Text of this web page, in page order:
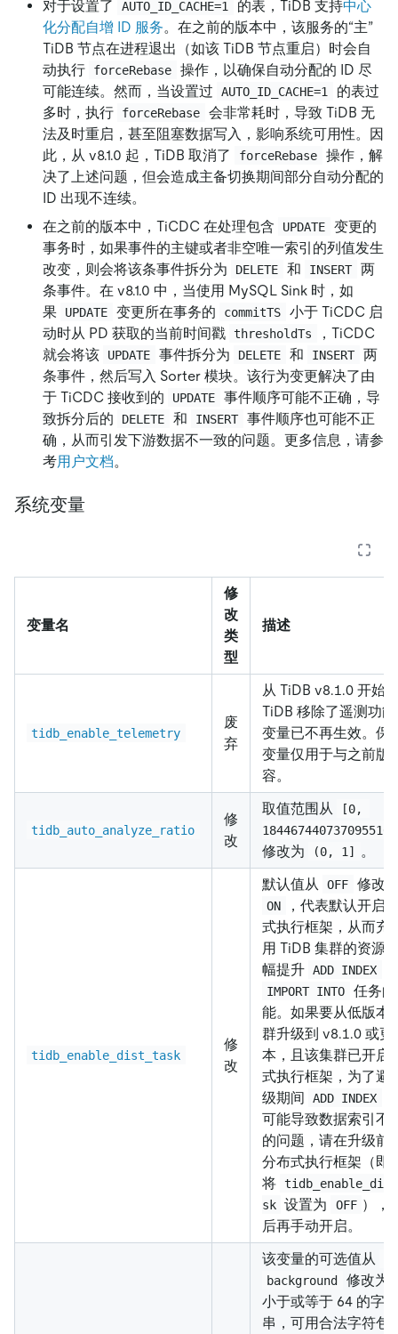
对于设置了 AUTO_ID_CACHE=1 的表，TiDB 支持中心
化分配自增 ID 服务。在之前的版本中，该服务的“主”
TiDB 节点在进程退出（如该 TiDB 节点重启）时会自
动执行
forceRebase
操作，以确保自动分配的 ID 尽
可能连续。然而，当设置过
AUTO_ID_CACHE=1
的表过
多时，执行
forceRebase
会非常耗时，导致 TiDB 无
法及时重启，甚至阻塞数据写入，影响系统可用性。因
此，从 v8.1.0 起，TiDB 取消了
forceRebase
操作，解
决了上述问题，但会造成主备切换期间部分自动分配的
ID 出现不连续。
在之前的版本中，TiCDC 在处理包含
UPDATE
变更的
事务时，如果事件的主键或者非空唯一索引的列值发生
改变，则会将该条事件拆分为
DELETE 和 INSERT
两
条事件。在 v8.1.0 中，当使用 MySQL Sink 时，如
果
UPDATE 变更所在事务的 commitTS
小于 TiCDC 启
动时从 PD 获取的当前时间戳 thresholdTs
，TiCDC
就会将该
UPDATE 事件拆分为 DELETE 和 INSERT
两
条事件，然后写入 Sorter 模块。该行为变更解决了由
于 TiCDC 接收到的
UPDATE
事件顺序可能不正确，导
致拆分后的
DELETE 和 INSERT
事件顺序也可能不正
确，从而引发下游数据不一致的问题。更多信息，请参
考用户文档。
系统变量
变量名
修
改
类
型
描述
tidb_enable_telemetry
废
弃
从 TiDB v8.1.0 开始
TiDB 移除了遥测功
变量已不再生效。保
变量仅用于与之前版
容。
tidb_auto_analyze_ratio
修
改
取值范围从
[0,
修改为 (0, 1] 。
tidb_enable_dist_task
修
改
默认值从 OFF 修改
ON
，代表默认开启
式执行框架，从而充
用 TiDB 集群的资源
幅提升 ADD INDEX
IMPORT INTO
任务
能。如果要从低版本
群升级到 v8.1.0 或更
本，且该集群已开启
式执行框架，为了避
级期间
ADD INDEX
可能导致数据索引不
的问题，请在升级前
分布式执行框架（即
将
sk 设置为 OFF ），
后再手动开启。
该变量的可选值从
background
修改为
小于或等于 64 的字符
串，可用合法字符包